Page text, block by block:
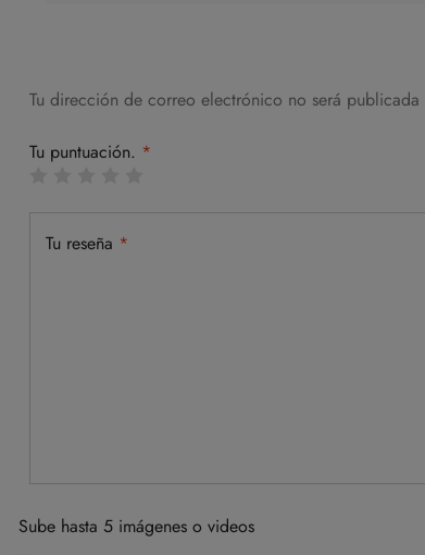
Tu dirección de correo electrónico no será publicada
Tu puntuación. *
Tu reseña *
Sube hasta 5 imágenes o videos